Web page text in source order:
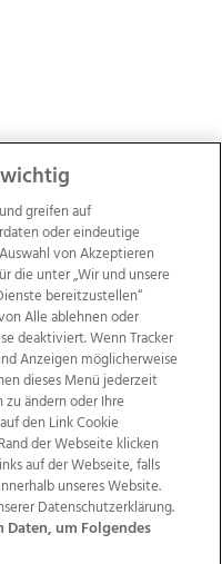
Kontakt
Jobs
AGB Anzeigekunden
Politische Werbung
greifen auf
oder eindeutige
von Akzeptieren
die unter „Wir und unsere
bereitzustellen“
Alle ablehnen oder
deaktiviert. Wenn Tracker
Anzeigen möglicherweise
dieses Menü jederzeit
ändern oder Ihre
den Link Cookie
der Webseite klicken
auf der Webseite, falls
unseres Website.
Datenschutzerklärung.
um Folgendes